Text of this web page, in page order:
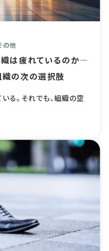
の他
織は疲れているのか―
織の次の選択肢
る。それでも、組織の空